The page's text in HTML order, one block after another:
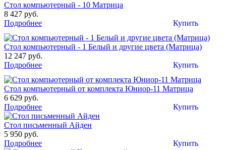
Стол компьютерный - 10 Матрица
8 427 руб.
Купить
Подробнее
Стол компьютерный - 1 Белый и другие цвета (Матрица)
12 247 руб.
Купить
Подробнее
Стол компьютерный от комплекта Юниор-11 Матрица
6 629 руб.
Купить
Подробнее
Стол письменный Айден
5 950 руб.
Купить
Подробнее